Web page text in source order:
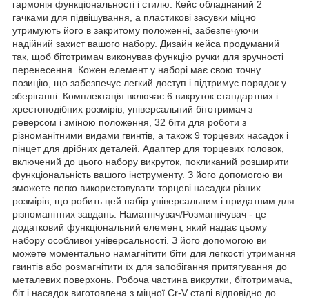
гармонія функціональності і стилю. Кейс обладнаний 2
гачками для підвішування, а пластикові засувки міцно
утримують його в закритому положенні, забезпечуючи
надійний захист вашого набору. Дизайн кейса продуманий
так, щоб бітотримач виконував функцію ручки для зручності
перенесення. Кожен елемент у наборі має свою точну
позицію, що забезпечує легкий доступ і підтримує порядок у
зберіганні. Комплектація включає 6 викруток стандартних і
хрестоподібних розмірів, універсальний бітотримач з
реверсом і зміною положення, 32 біти для роботи з
різноманітними видами гвинтів, а також 9 торцевих насадок і
пінцет для дрібних деталей. Адаптер для торцевих головок,
включений до цього набору викруток, покликаний розширити
функціональність вашого інструменту. З його допомогою ви
зможете легко використовувати торцеві насадки різних
розмірів, що робить цей набір універсальним і придатним для
різноманітних завдань. Намагнічувач/Розмагнічувач - це
додатковий функціональний елемент, який надає цьому
набору особливої універсальності. З його допомогою ви
можете моментально намагнітити біти для легкості утримання
гвинтів або розмагнітити їх для запобігання притягування до
металевих поверхонь. Робоча частина викрутки, бітотримача,
біт і насадок виготовлена з міцної Cr-V сталі відповідно до